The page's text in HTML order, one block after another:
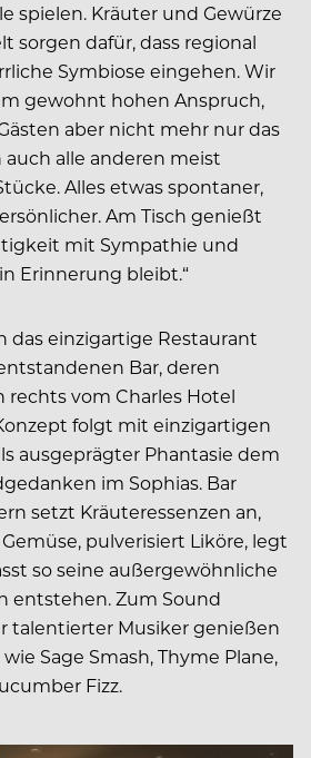
spielen. Kräuter und Gewürze
sorgen dafür, dass regional
Symbiose eingehen. Wir
gewohnt hohen Anspruch,
aber nicht mehr nur das
alle anderen meist
Alles etwas spontaner,
Am Tisch genießt
mit Sympathie und
Erinnerung bleibt.“
das einzigartige Restaurant
Bar, deren
rechts vom Charles Hotel
folgt mit einzigartigen
ausgeprägter Phantasie dem
im Sophias. Bar
setzt Kräuteressenzen an,
pulverisiert Liköre, legt
so seine außergewöhnliche
entstehen. Zum Sound
talentierter Musiker genießen
Sage Smash, Thyme Plane,
Fizz.